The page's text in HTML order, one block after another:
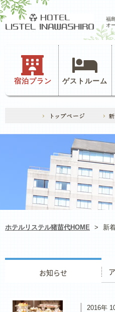
福
オ
宿泊プラン ゲストルーム
ホテルリステル猪苗代HOME > 新
2016年